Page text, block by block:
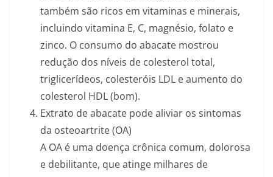
também são ricos em vitaminas e minerais,
incluindo vitamina E, C, magnésio, folato e
zinco. O consumo do abacate mostrou
redução dos níveis de colesterol total,
triglicerídeos, colesteróis LDL e aumento do
colesterol HDL (bom).
Extrato de abacate pode aliviar os sintomas
da osteoartrite (OA)
A OA é uma doença crônica comum, dolorosa
e debilitante, que atinge milhares de